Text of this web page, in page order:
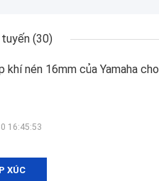
(30)
khí nén 16mm của Yamaha
XÚC
16:45:53